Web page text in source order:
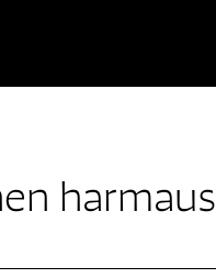
harmaus